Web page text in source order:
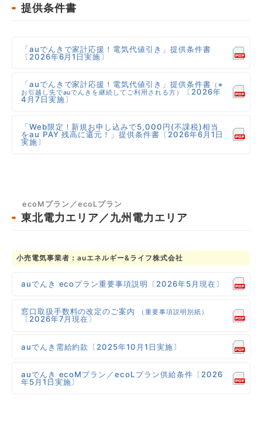
提供条件書
「auでんきで家計応援！電気代値引き」提供条件書
〔2026年6月1日実施〕
「auでんきで家計応援！電気代値引き」提供条件書 （※
お引越し先でauでんきを継続してご利用される方）
〔2026年
4月7日実施〕
「Web限定！新規お申し込みで5,000円(不課税)相当
をau PAY 残高に還元！」提供条件書〔2026年6月1日
実施〕
ecoMプラン／ecoLプラン
東北電力エリア／九州電力エリア
小売電気事業者：auエネルギー&ライフ株式会社
auでんき ecoプラン重要事項説明〔2026年5月現在〕
窓口取扱手数料の改定のご案内 （重要事項説明別紙）
〔2026年7月現在〕
auでんき需給約款〔2025年10月1日実施〕
auでんき ecoMプラン／ecoLプラン供給条件〔2026
年5月1日実施〕